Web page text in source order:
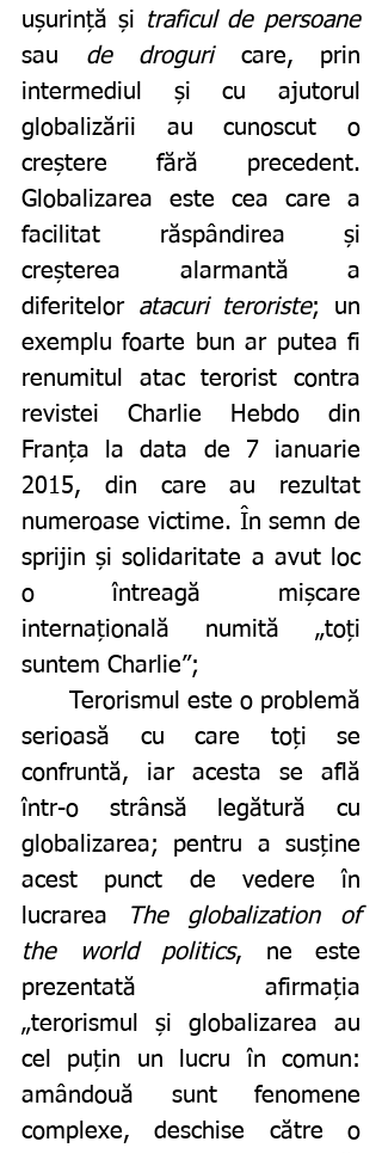
ușurință și traficul de persoane
sau de droguri care, prin
intermediul și cu ajutorul
globalizării au cunoscut o
creștere fără precedent.
Globalizarea este cea care a
facilitat răspândirea și
creșterea alarmantă a
diferitelor atacuri teroriste; un
exemplu foarte bun ar putea fi
renumitul atac terorist contra
revistei Charlie Hebdo din
Franța la data de 7 ianuarie
2015, din care au rezultat
numeroase victime. În semn de
sprijin și solidaritate a avut loc
o întreagă mișcare
internațională numită „toți
suntem Charlie”;
serioasă cu care toți se
confruntă, iar acesta se află
într-o strânsă legătură cu
globalizarea; pentru a susține
acest punct de vedere în
lucrarea
The globalization of
the world politics, ne este
prezentată afirmația
„terorismul și globalizarea au
cel puțin un lucru în comun:
amândouă sunt fenomene
complexe, deschise către o